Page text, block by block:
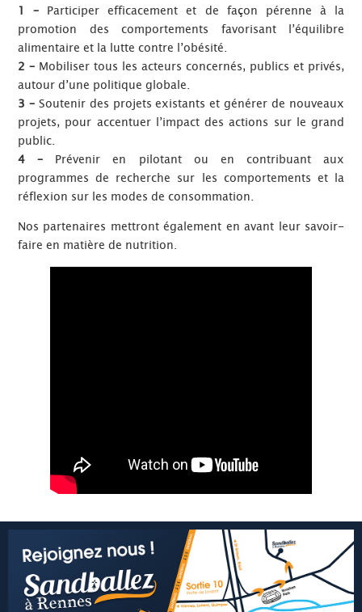
1 – Participer efficacement et de façon pérenne à la
promotion des comportements favorisant l’équilibre
alimentaire et la lutte contre l’obésité.
2 – Mobiliser tous les acteurs concernés, publics et privés,
autour d’une politique globale.
3 – Soutenir des projets existants et générer de nouveaux
projets, pour accentuer l’impact des actions sur le grand
public.
4 – Prévenir en pilotant ou en contribuant aux
programmes de recherche sur les comportements et la
réflexion sur les modes de consommation.
Nos partenaires mettront également en avant leur savoir-
faire en matière de nutrition.